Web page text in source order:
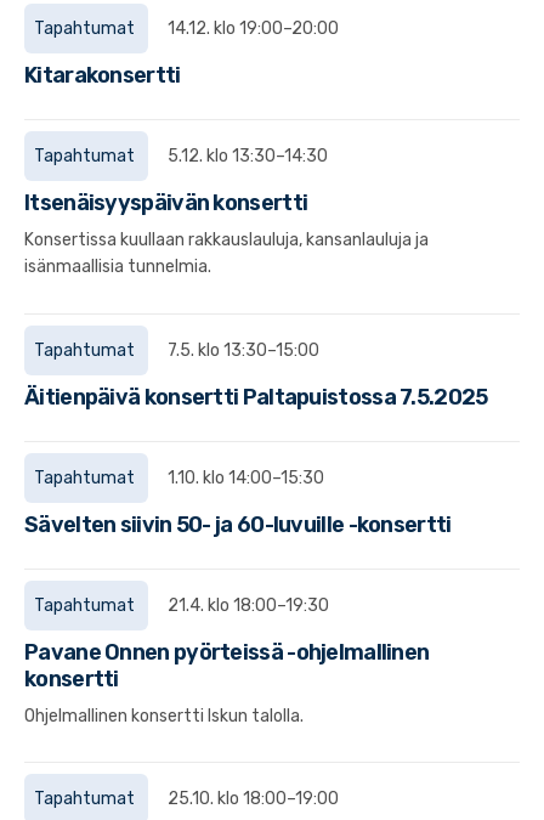
Tapahtumat 14.12. klo 19:00–20:00
Kitarakonsertti
Tapahtumat 5.12. klo 13:30–14:30
Itsenäisyyspäivän konsertti
Konsertissa kuullaan rakkauslauluja, kansanlauluja ja
isänmaallisia tunnelmia.
Tapahtumat 7.5. klo 13:30–15:00
Äitienpäivä konsertti Paltapuistossa 7.5.2025
Tapahtumat 1.10. klo 14:00–15:30
Sävelten siivin 50- ja 60-luvuille -konsertti
Tapahtumat 21.4. klo 18:00–19:30
Pavane Onnen pyörteissä -ohjelmallinen
konsertti
Ohjelmallinen konsertti Iskun talolla.
Tapahtumat 25.10. klo 18:00–19:00